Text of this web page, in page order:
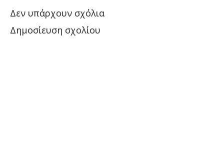
Δεν υπάρχουν σχόλια
Δημοσίευση σχολίου